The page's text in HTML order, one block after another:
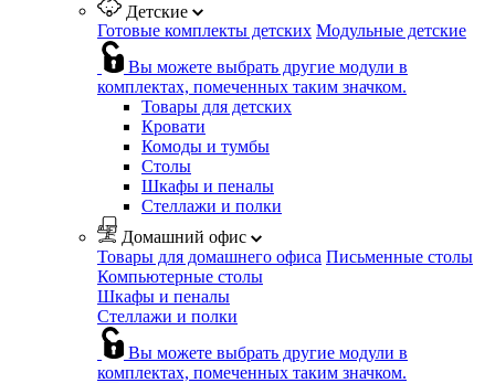
Детские
Готовые комплекты детских Модульные детские
Вы можете выбрать другие модули в
комплектах, помеченных таким значком.
Товары для детских
Кровати
Комоды и тумбы
Столы
Шкафы и пеналы
Стеллажи и полки
Домашний офис
Товары для домашнего офиса Письменные столы
Компьютерные столы
Шкафы и пеналы
Стеллажи и полки
Вы можете выбрать другие модули в
комплектах, помеченных таким значком.